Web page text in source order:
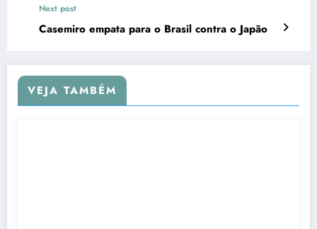
Next post
Casemiro empata para o Brasil contra o Japão
VEJA TAMBÉM